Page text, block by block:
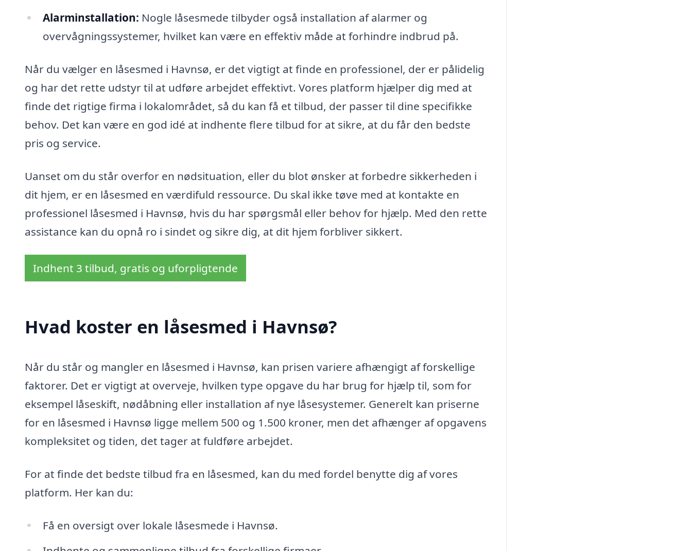
Alarminstallation: Nogle låsesmede tilbyder også installation af alarmer og
overvågningssystemer, hvilket kan være en effektiv måde at forhindre indbrud på.
Når du vælger en låsesmed i Havnsø, er det vigtigt at finde en professionel, der er pålidelig
og har det rette udstyr til at udføre arbejdet effektivt. Vores platform hjælper dig med at
finde det rigtige firma i lokalområdet, så du kan få et tilbud, der passer til dine specifikke
behov. Det kan være en god idé at indhente flere tilbud for at sikre, at du får den bedste
pris og service.
Uanset om du står overfor en nødsituation, eller du blot ønsker at forbedre sikkerheden i
dit hjem, er en låsesmed en værdifuld ressource. Du skal ikke tøve med at kontakte en
professionel låsesmed i Havnsø, hvis du har spørgsmål eller behov for hjælp. Med den rette
assistance kan du opnå ro i sindet og sikre dig, at dit hjem forbliver sikkert.
Indhent 3 tilbud, gratis og uforpligtende
Hvad koster en låsesmed i Havnsø?
Når du står og mangler en låsesmed i Havnsø, kan prisen variere afhængigt af forskellige
faktorer. Det er vigtigt at overveje, hvilken type opgave du har brug for hjælp til, som for
eksempel låseskift, nødåbning eller installation af nye låsesystemer. Generelt kan priserne
for en låsesmed i Havnsø ligge mellem 500 og 1.500 kroner, men det afhænger af opgavens
kompleksitet og tiden, det tager at fuldføre arbejdet.
For at finde det bedste tilbud fra en låsesmed, kan du med fordel benytte dig af vores
platform. Her kan du:
Få en oversigt over lokale låsesmede i Havnsø.